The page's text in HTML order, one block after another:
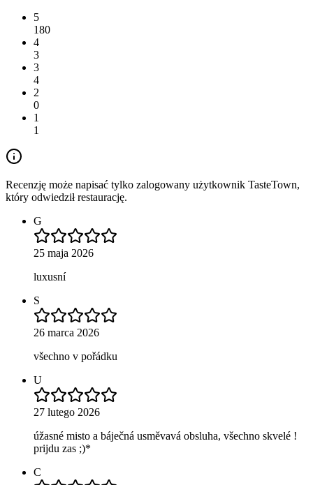
5
180
4
3
3
4
2
0
1
1
Recenzję może napisać tylko zalogowany użytkownik TasteTown,
który odwiedził restaurację.
G
25 maja 2026
luxusní
S
26 marca 2026
všechno v pořádku
U
27 lutego 2026
úžasné misto a báječná usměvavá obsluha, všechno skvelé !
prijdu zas ;)*
C